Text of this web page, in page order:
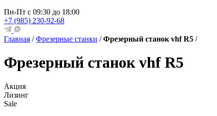
Пн-Пт с 09:30 до 18:00
+7 (985) 230-92-68
Главная /Фрезерные станки /Фрезерный станок vhf R5 /
Фрезерный станок vhf R5
Акция
Лизинг
Sale